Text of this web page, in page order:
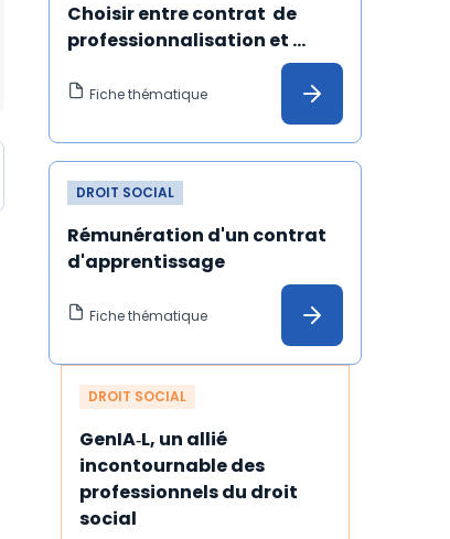
Choisir entre contrat  de
professionnalisation et
contrat d'apprentissage
Fiche thématique
DROIT SOCIAL
Rémunération d'un contrat
d'apprentissage
Fiche thématique
DROIT SOCIAL
GenIA‑L, un allié
incontournable des
professionnels du droit
social